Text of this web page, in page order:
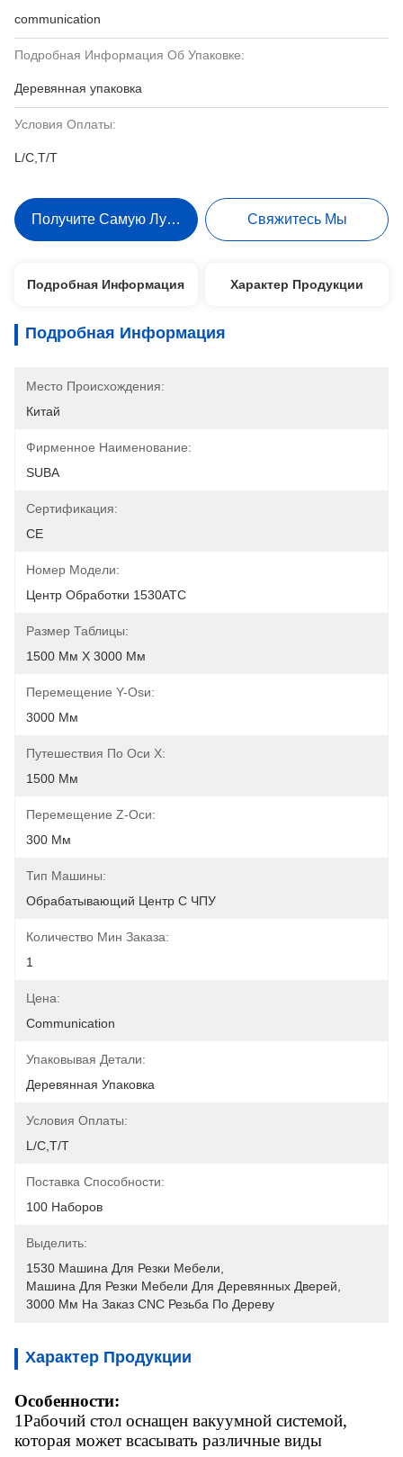
communication
Подробная Информация Об Упаковке:
Деревянная упаковка
Условия Оплаты:
L/C,T/T
Получите Самую Лучшую Цену Свяжитесь Мы
Подробная Информация Характер Продукции
Подробная Информация
Место Происхождения:
Китай
Фирменное Наименование:
SUBA
Сертификация:
CE
Номер Модели:
Центр Обработки 1530ATC
Размер Таблицы:
1500 Мм Х 3000 Мм
Перемещение Y-Osи:
3000 Мм
Путешествия По Оси Х:
1500 Мм
Перемещение Z-Оси:
300 Мм
Тип Машины:
Обрабатывающий Центр С ЧПУ
Количество Мин Заказа:
1
Цена:
Communication
Упаковывая Детали:
Деревянная Упаковка
Условия Оплаты:
L/C,T/T
Поставка Способности:
100 Наборов
Выделить:
1530 Машина Для Резки Мебели
Машина Для Резки Мебели Для Деревянных Дверей
3000 Мм На Заказ CNC Резьба По Дереву
Характер Продукции
Особенности:
1Рабочий стол оснащен вакуумной системой,
которая может всасывать различные виды